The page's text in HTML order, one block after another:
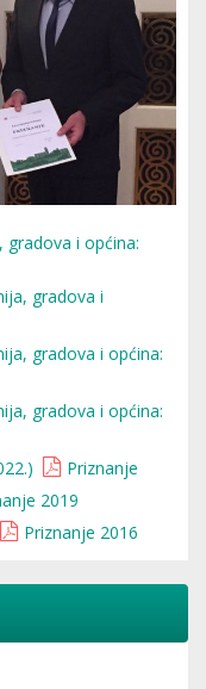
i općina:
gradova i
gradova i općina:
gradova i općina:
Priznanje
2019
Priznanje 2016